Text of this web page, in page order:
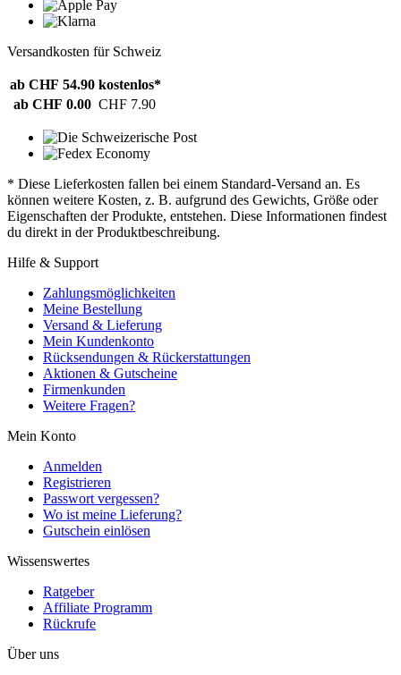
Versandkosten für Schweiz
ab CHF 54.90 kostenlos*
ab CHF 0.00 CHF 7.90
* Diese Lieferkosten fallen bei einem Standard-Versand an. Es
können weitere Kosten, z. B. aufgrund des Gewichts, Größe oder
Eigenschaften der Produkte, entstehen. Diese Informationen findest
du direkt in der Produktbeschreibung.
Hilfe & Support
Zahlungsmöglichkeiten
Meine Bestellung
Versand & Lieferung
Mein Kundenkonto
Rücksendungen & Rückerstattungen
Aktionen & Gutscheine
Firmenkunden
Weitere Fragen?
Mein Konto
Anmelden
Registrieren
Passwort vergessen?
Wo ist meine Lieferung?
Gutschein einlösen
Wissenswertes
Ratgeber
Affiliate Programm
Rückrufe
Über uns